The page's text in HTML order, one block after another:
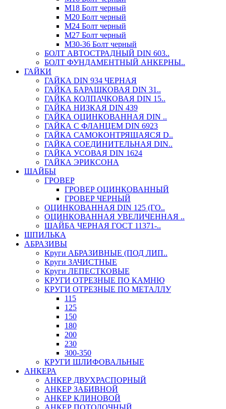
М18 Болт черный
М20 Болт черный
М24 Болт черный
М27 Болт черный
М30-36 Болт черный
БОЛТ АВТОСТРАДНЫЙ DIN 603..
БОЛТ ФУНДАМЕНТНЫЙ АНКЕРНЫ..
ГАЙКИ
ГАЙКА DIN 934 ЧЕРНАЯ
ГАЙКА БАРАШКОВАЯ DIN 31..
ГАЙКА КОЛПАЧКОВАЯ DIN 15..
ГАЙКА НИЗКАЯ DIN 439
ГАЙКА ОЦИНКОВАННАЯ DIN ..
ГАЙКА С ФЛАНЦЕМ DIN 6923
ГАЙКА САМОКОНТРЯЩАЯСЯ D..
ГАЙКА СОЕДИНИТЕЛЬНАЯ DIN..
ГАЙКА УСОВАЯ DIN 1624
ГАЙКА ЭРИКСОНА
ШАЙБЫ
ГРОВЕР
ГРОВЕР ОЦИНКОВАННЫЙ
ГРОВЕР ЧЕРНЫЙ
ОЦИНКОВАННАЯ DIN 125 (ГО..
ОЦИНКОВАННАЯ УВЕЛИЧЕННАЯ ..
ШАЙБА ЧЕРНАЯ ГОСТ 11371-..
ШПИЛЬКА
АБРАЗИВЫ
Круги АБРАЗИВНЫЕ (ПОД ЛИП..
Круги ЗАЧИСТНЫЕ
Круги ЛЕПЕСТКОВЫЕ
КРУГИ ОТРЕЗНЫЕ ПО КАМНЮ
КРУГИ ОТРЕЗНЫЕ ПО МЕТАЛЛУ
115
125
150
180
200
230
300-350
КРУГИ ШЛИФОВАЛЬНЫЕ
АНКЕРА
АНКЕР ДВУХРАСПОРНЫЙ
АНКЕР ЗАБИВНОЙ
АНКЕР КЛИНОВОЙ
АНКЕР ПОТОЛОЧНЫЙ